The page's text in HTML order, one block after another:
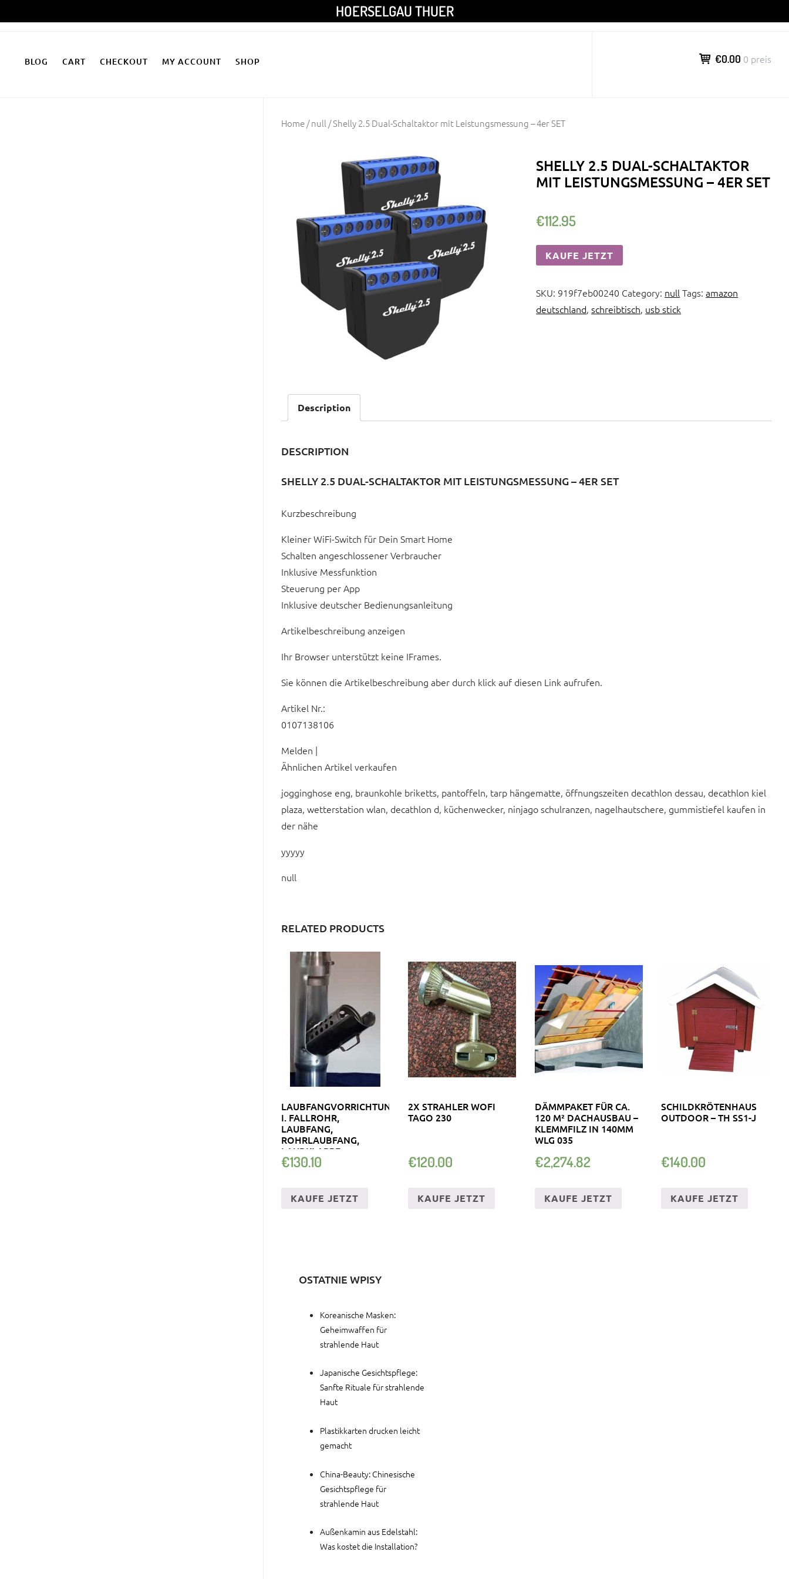
Inhalt
HOERSELGAU THUER
BLOG CART CHECKOUT MY ACCOUNT SHOP €0.00 0 preis
Home/null / Shelly 2.5 Dual-Schaltaktor mit Leistungsmessung – 4er SET
SHELLY 2.5 DUAL-SCHALTAKTOR
MIT LEISTUNGSMESSUNG – 4ER SET
€112.95
KAUFE JETZT
SKU: 919f7eb00240 Category: nullTags:amazon
deutschland,schreibtisch, usb stick
Description
DESCRIPTION
SHELLY 2.5 DUAL-SCHALTAKTOR MIT LEISTUNGSMESSUNG – 4ER SET
Kurzbeschreibung
Kleiner WiFi-Switch für Dein Smart Home
Schalten angeschlossener Verbraucher
Inklusive Messfunktion
Steuerung per App
Inklusive deutscher Bedienungsanleitung
Artikelbeschreibung anzeigen
Ihr Browser unterstützt keine IFrames.
Sie können die Artikelbeschreibung aber durch klick auf diesen Link aufrufen.
Artikel Nr.:
0107138106
Melden |
Ähnlichen Artikel verkaufen
jogginghose eng, braunkohle briketts, pantoffeln, tarp hängematte, öffnungszeiten decathlon dessau, decathlon kiel
plaza, wetterstation wlan, decathlon d, küchenwecker, ninjago schulranzen, nagelhautschere, gummistiefel kaufen in
der nähe
yyyyy
null
RELATED PRODUCTS
LAUBFANGVORRICHTUNG
I. FALLROHR,
LAUBFANG,
ROHRLAUBFANG,
LAUBKLAPPE
€130.10
KAUFE JETZT
2X STRAHLER WOFI
TAGO 230
€120.00
KAUFE JETZT
DÄMMPAKET FÜR CA.
120 M² DACHAUSBAU –
KLEMMFILZ IN 140MM
WLG 035
€2,274.82
KAUFE JETZT
SCHILDKRÖTENHAUS
OUTDOOR – TH SS1-J
€140.00
KAUFE JETZT
OSTATNIE WPISY
Koreanische Masken:
Geheimwaffen für
strahlende Haut
Japanische Gesichtspflege:
Sanfte Rituale für strahlende
Haut
Plastikkarten drucken leicht
gemacht
China-Beauty: Chinesische
Gesichtspflege für
strahlende Haut
Außenkamin aus Edelstahl:
Was kostet die Installation?